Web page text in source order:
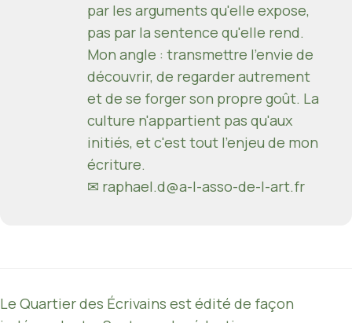
par les arguments qu'elle expose,
pas par la sentence qu'elle rend.
Mon angle : transmettre l'envie de
découvrir, de regarder autrement
et de se forger son propre goût. La
culture n'appartient pas qu'aux
initiés, et c'est tout l'enjeu de mon
écriture.
✉ raphael.d@a-l-asso-de-l-art.fr
Le Quartier des Écrivains est édité de façon